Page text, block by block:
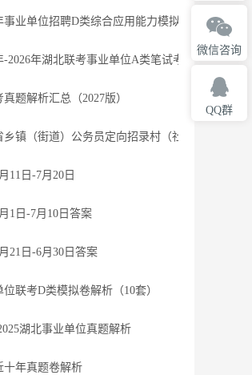
事业单位招聘D类综合应用能力模拟卷1解析
-2026年湖北联考事业单位A类笔试考题-参考答案
真题解析汇总（2027版）
乡镇（街道）公务员定向招录村（社区）干部笔
11日-7月20日
1日-7月10日答案
21日-6月30日答案
位联考D类模拟卷解析（10套）
湖北事业单位真题解析
十年真题卷解析
微信咨询
QQ群